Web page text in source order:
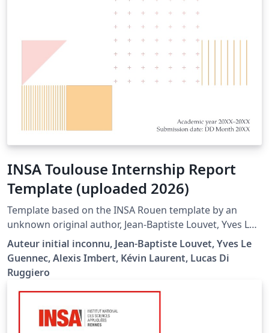
INSA Toulouse Internship Report
Template (uploaded 2026)
Template based on the INSA Rouen template by an
unknown original author, Jean-Baptiste Louvet, Yves Le
Guennec, Alexis Imbert, and Kévin Laurent. Modified by
Lucas DI RUGGIERO to comply with the report-writing
guidelines of the Mechanical Engineering Department
at INSA Toulouse (see https://moodle.insa-
toulouse.fr/course/view.php?id=1222 or the document
included in the project). Template compliant with the
2023 visual identity guidelines.
Auteur initial inconnu, Jean-Baptiste Louvet, Yves Le
Guennec, Alexis Imbert, Kévin Laurent, Lucas Di
Ruggiero